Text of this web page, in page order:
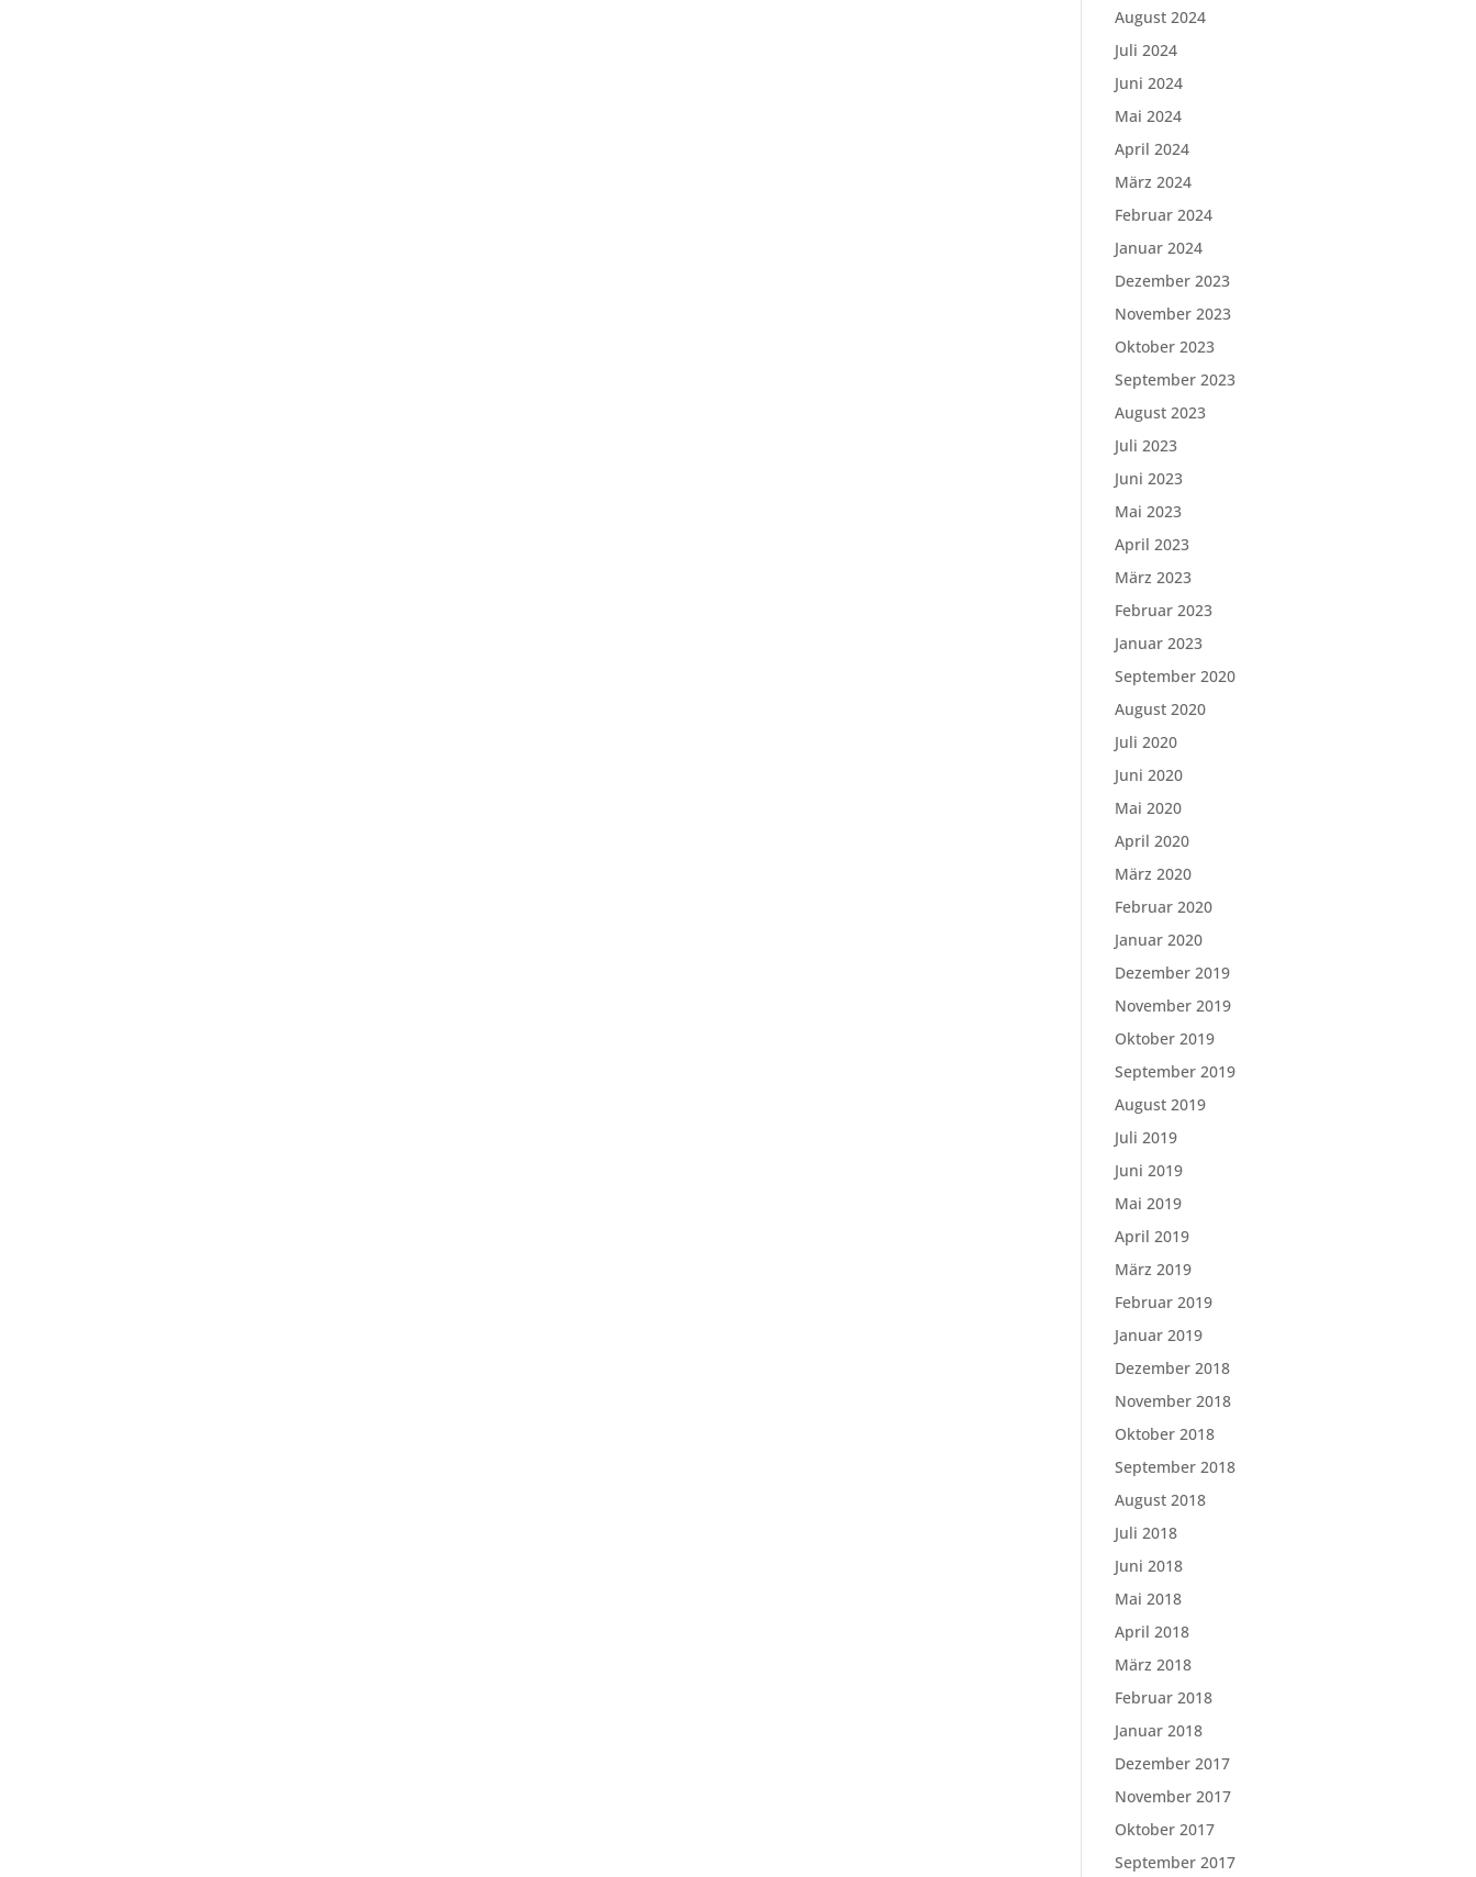
August 2024
Juli 2024
Juni 2024
Mai 2024
April 2024
März 2024
Februar 2024
Januar 2024
Dezember 2023
November 2023
Oktober 2023
September 2023
August 2023
Juli 2023
Juni 2023
Mai 2023
April 2023
März 2023
Februar 2023
Januar 2023
September 2020
August 2020
Juli 2020
Juni 2020
Mai 2020
April 2020
März 2020
Februar 2020
Januar 2020
Dezember 2019
November 2019
Oktober 2019
September 2019
August 2019
Juli 2019
Juni 2019
Mai 2019
April 2019
März 2019
Februar 2019
Januar 2019
Dezember 2018
November 2018
Oktober 2018
September 2018
August 2018
Juli 2018
Juni 2018
Mai 2018
April 2018
März 2018
Februar 2018
Januar 2018
Dezember 2017
November 2017
Oktober 2017
September 2017